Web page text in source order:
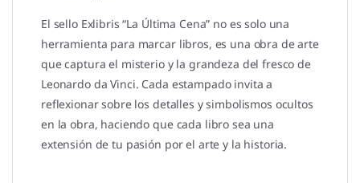
El sello Exlibris “La Última Cena” no es solo una
herramienta para marcar libros, es una obra de arte
que captura el misterio y la grandeza del fresco de
Leonardo da Vinci. Cada estampado invita a
reflexionar sobre los detalles y simbolismos ocultos
en la obra, haciendo que cada libro sea una
extensión de tu pasión por el arte y la historia.